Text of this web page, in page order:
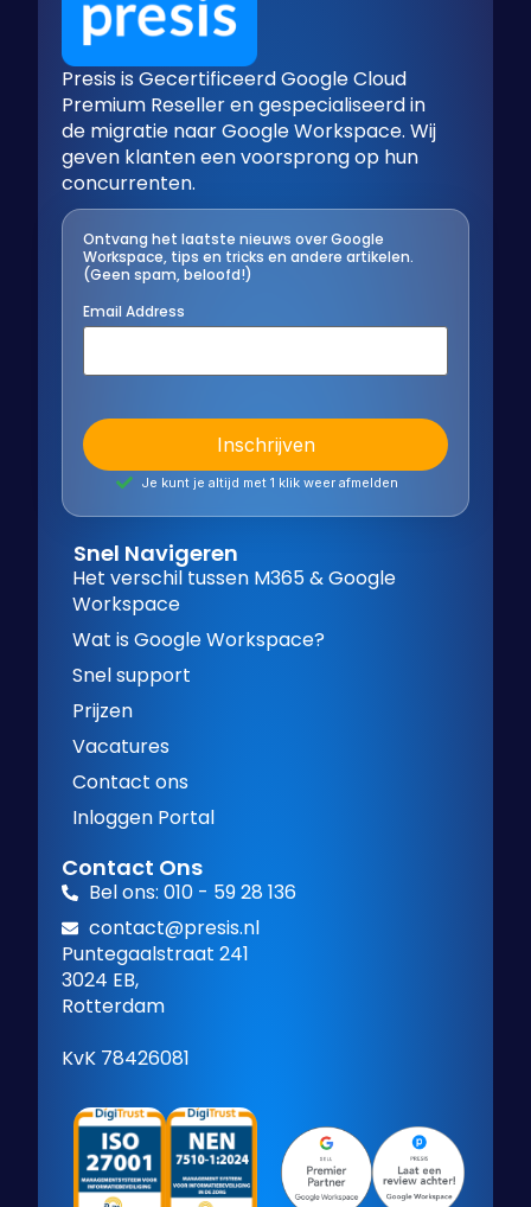
Presis is Gecertificeerd Google Cloud
Premium Reseller en gespecialiseerd in
de migratie naar Google Workspace. Wij
geven klanten een voorsprong op hun
concurrenten.
Ontvang het laatste nieuws over Google
Workspace, tips en tricks en andere artikelen.
(Geen spam, beloofd!)
Email Address
Je kunt je altijd met 1 klik weer afmelden
Snel Navigeren
Het verschil tussen M365 & Google
Workspace
Wat is Google Workspace?
Snel support
Prijzen
Vacatures
Contact ons
Inloggen Portal
Contact Ons
Bel ons: 010 - 59 28 136
contact@presis.nl
Puntegaalstraat 241
3024 EB,
Rotterdam
KvK 78426081